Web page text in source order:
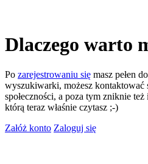
Dlaczego warto
Po zarejestrowaniu się masz pełen
wyszukiwarki, możesz kontaktować
społeczności, a poza tym zniknie
którą teraz właśnie czytasz ;-)
Załóż konto Zaloguj się